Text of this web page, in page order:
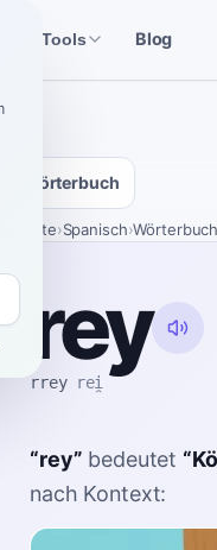
Tools Blog
Wörterbuch
›Spanisch›Wörterbuch
rey
rrey rei̯
“rey” bedeutet “
nach Kontext: